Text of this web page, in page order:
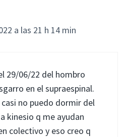
a las 21 h 14 min
29/06/22 del hombro
en el supraespinal.
no puedo dormir del
kinesio q me ayudan
colectivo y eso creo q